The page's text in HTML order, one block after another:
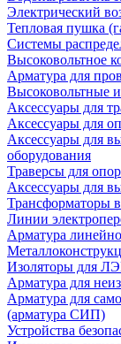
Электрический
Тепловая пушка
Системы
Высоковольтное
Арматура для
Высоковольтные
Аксессуары для
Аксессуары для
Аксессуары для
оборудования
Траверсы для
Аксессуары для
Трансформаторы
Линии
Арматура
Изоляторы для
Арматура для
Арматура для
(арматура СИП)
Устройства